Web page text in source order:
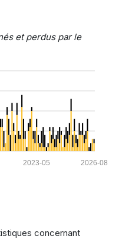
et perdus par le
2026-08
2023-05
concernant